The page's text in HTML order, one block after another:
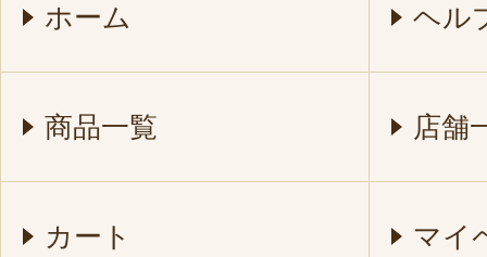
ホーム ヘル
商品一覧 店舗
カート マイ